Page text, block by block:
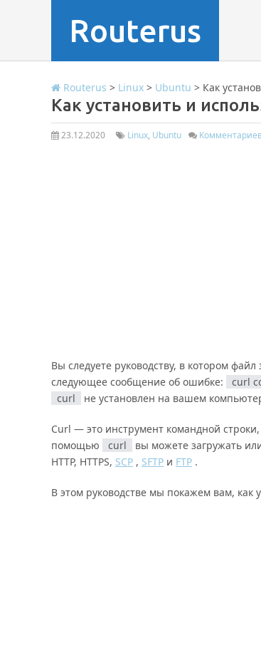
Routerus
Routerus > Linux > Ubuntu > Как
Как установить и
23.12.2020 Linux, Ubuntu
Вы следуете руководству, в котором
следующее сообщение об ошибке:
curl
curl
не установлен на вашем
Curl — это инструмент командной
помощью
curl
вы можете загружать
HTTP, HTTPS, SCP , SFTP и FTP .
В этом руководстве мы покажем вам, как